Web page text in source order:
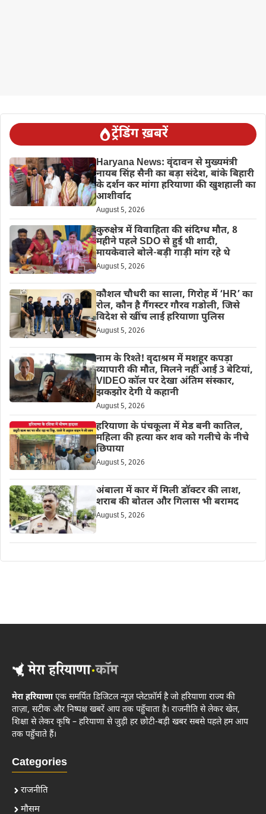
ट्रेंडिंग ख़बरें
Haryana News: वृंदावन से मुख्यमंत्री
नायब सिंह सैनी का बड़ा संदेश, बांके बिहारी
के दर्शन कर मांगा हरियाणा की खुशहाली का
आशीर्वाद
August 5, 2026
कुरुक्षेत्र में विवाहिता की संदिग्ध मौत, 8
महीने पहले SDO से हुई थी शादी,
मायकेवाले बोले-बड़ी गाड़ी मांग रहे थे
August 5, 2026
कौशल चौधरी का साला, गिरोह में ‘HR’ का
रोल, कौन है गैंगस्टर गौरव गडोली, जिसे
विदेश से खींच लाई हरियाणा पुलिस
August 5, 2026
नाम के रिश्ते! वृदाश्रम में मशहूर कपड़ा
व्यापारी की मौत, मिलने नहीं आईं 3 बेटियां,
VIDEO कॉल पर देखा अंतिम संस्कार,
झकझोर देगी ये कहानी
August 5, 2026
हरियाणा के पंचकूला में मेड बनी कातिल,
महिला की हत्या कर शव को गलीचे के नीचे
छिपाया
August 5, 2026
अंबाला में कार में मिली डॉक्टर की लाश,
शराब की बोतल और गिलास भी बरामद
August 5, 2026
मेरा हरियाणाएक समर्पित डिजिटल न्यूज़ प्लेटफ़ॉर्म है जो हरियाणा राज्य की
ताज़ा, सटीक और निष्पक्ष खबरें आप तक पहुँचाता है। राजनीति से लेकर खेल,
शिक्षा से लेकर कृषि – हरियाणा से जुड़ी हर छोटी-बड़ी खबर सबसे पहले हम आप
तक पहुँचाते हैं।
Categories
राजनीति
मौसम